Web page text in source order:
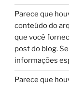
Parece que
conteúdo do
que você
post do blog.
informações
Parece que